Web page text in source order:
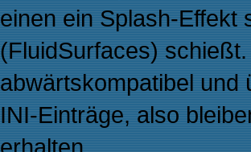
einen ein Splash-Effekt
(FluidSurfaces)
abwärtskompatibel und
INI-Einträge, also